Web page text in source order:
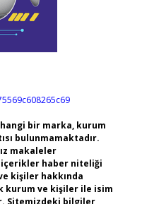
bir marka, kurum
bulunmamaktadır.
makaleler
içerikler haber niteliği
kişiler hakkında
kurum ve kişiler ile isim
Sitemizdeki bilgiler